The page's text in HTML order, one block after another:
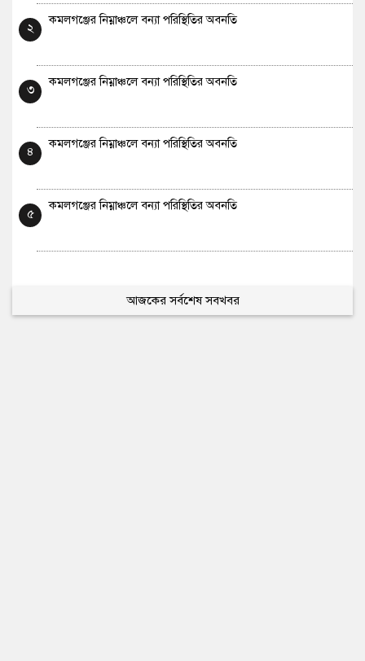
২
কমলগঞ্জের নিম্নাঞ্চলে বন্যা পরিস্থিতির অবনতি
৩
কমলগঞ্জের নিম্নাঞ্চলে বন্যা পরিস্থিতির অবনতি
৪
কমলগঞ্জের নিম্নাঞ্চলে বন্যা পরিস্থিতির অবনতি
৫
কমলগঞ্জের নিম্নাঞ্চলে বন্যা পরিস্থিতির অবনতি
আজকের সর্বশেষ সবখবর